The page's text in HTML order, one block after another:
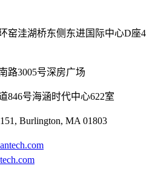
窑洼湖桥东侧东进国际中心D座4
路3005号深房广场
846号海涵时代中心622室
Burlington, MA 01803